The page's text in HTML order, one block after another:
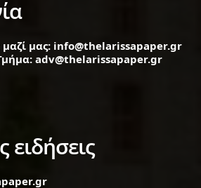
μαζί μας: info@thelarissapaper.gr
adv@thelarissapaper.gr
ειδήσεις